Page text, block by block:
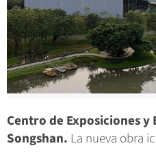
Centro de Exposiciones y
Songshan. La nueva obra